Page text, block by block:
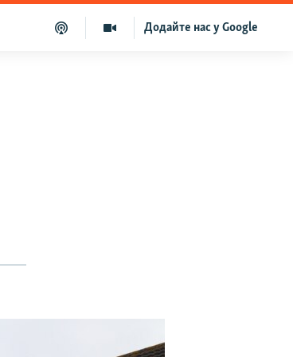
Додайте нас у Google